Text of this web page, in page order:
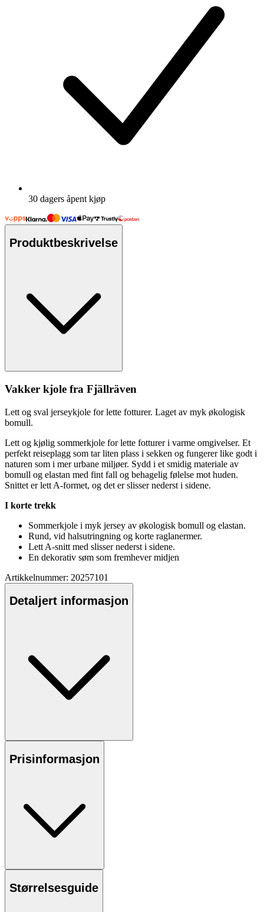
30 dagers åpent kjøp
Produktbeskrivelse
Vakker kjole fra Fjällräven
Lett og sval jerseykjole for lette fotturer. Laget av myk økologisk
bomull.
Lett og kjølig sommerkjole for lette fotturer i varme omgivelser. Et
perfekt reiseplagg som tar liten plass i sekken og fungerer like godt i
naturen som i mer urbane miljøer. Sydd i et smidig materiale av
bomull og elastan med fint fall og behagelig følelse mot huden.
Snittet er lett A-formet, og det er slisser nederst i sidene.
I korte trekk
Sommerkjole i myk jersey av økologisk bomull og elastan.
Rund, vid halsutringning og korte raglanermer.
Lett A-snitt med slisser nederst i sidene.
En dekorativ søm som fremhever midjen
Artikkelnummer: 20257101
Detaljert informasjon
Prisinformasjon
Størrelsesguide